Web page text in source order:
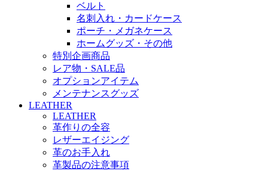
ベルト
名刺入れ・カードケース
ポーチ・メガネケース
ホームグッズ・その他
特別企画商品
レア物・SALE品
オプションアイテム
メンテナンスグッズ
LEATHER
LEATHER
革作りの全容
レザーエイジング
革のお手入れ
革製品の注意事項